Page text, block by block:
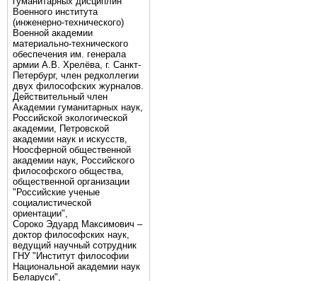
Военного института
(инженерно-технического)
Военной академии
материально-технического
обеспечения им. генерала
армии А.В. Хрелёва, г. Санкт-
Петербург, член редколлегии
двух философских журналов.
Действительный член
Академии гуманитарных наук,
Российской экологической
академии, Петровской
академии наук и искусств,
Ноосферной общественной
академии наук, Российского
философского общества,
общественной организации
"Российские ученые
социалистической
ориентации",
Сороко Эдуард Максимович –
доктор философских наук,
ведущий научный сотрудник
ГНУ "Институт философии
Национальной академии наук
Беларуси",